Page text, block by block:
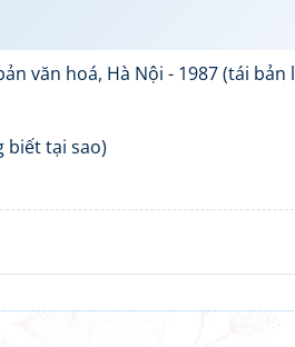
văn hoá, Hà Nội - 1987 (tái
biết tại sao)